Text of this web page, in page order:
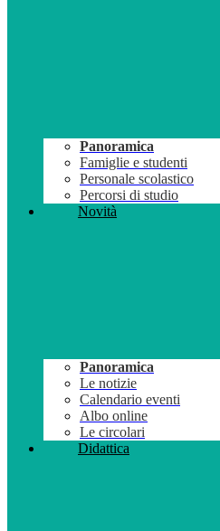
Panoramica
Famiglie e studenti
Personale scolastico
Percorsi di studio
Novità
Panoramica
Le notizie
Calendario eventi
Albo online
Le circolari
Didattica